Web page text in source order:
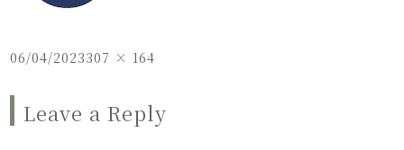
Posted
06/04/2023Full
307 × 164
Leave a Reply